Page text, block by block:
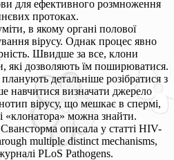
для ефективного розмноження
протоках.
в якому органі полової
вірусу. Однак процес явно
Швидше за все, клони
які дозволяють їм поширюватися.
детальніше розібратися з
навчитися визначати джерело
вірусу, що мешкає в спермі,
«клонатора» можна знайти.
описала у статті HIV-
multiple distinct mechanisms,
PLoS Pathogens.